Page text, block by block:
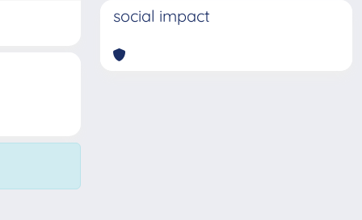
social impact